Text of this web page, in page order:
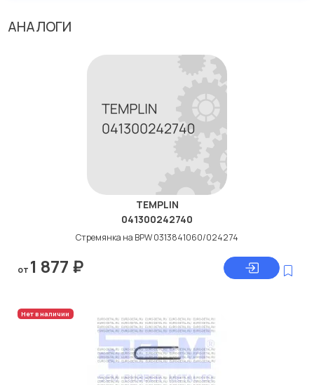
АНАЛОГИ
TEMPLIN
041300242740
Стремянка на BPW 0313841060/024274
от 1 877 ₽
Нет в наличии